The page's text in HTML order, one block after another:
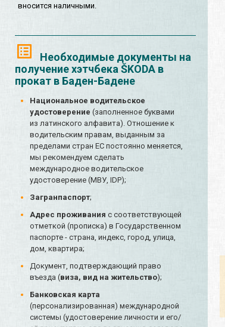
вносится наличными.
Необходимые документы на
получение хэтчбека ŠKODA в
прокат в Баден-Бадене
Национальное водительское
удостоверение (заполненное буквами
из латинского алфавита). Отношение к
водительским правам, выданным за
пределами стран ЕС постоянно меняется,
мы рекомендуем сделать
международное водительское
удостоверение (МВУ, IDP);
Загранпаспорт;
Адрес проживания с соответствующей
отметкой (прописка) в Государственном
паспорте - страна, индекс, город, улица,
дом, квартира;
Документ, подтверждающий право
въезда (виза, вид на жительство);
Банковская карта
(персонализированная) международной
системы (удостоверение личности и его/